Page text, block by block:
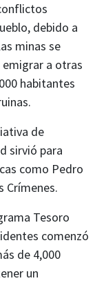
debido a
minas se
a otras
habitantes
de
sirvió para
como Pedro
Crímenes.
Tesoro
comenzó
de 4,000
un